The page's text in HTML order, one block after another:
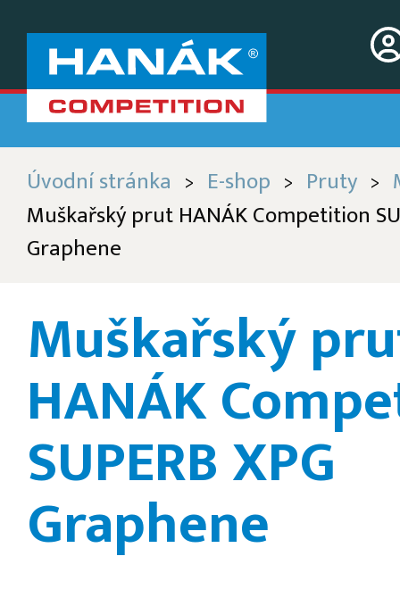
Úvodní stránka > E-shop > Pruty >
Muškařský prut HANÁK Competition
Graphene
Muškařský
HANÁK
SUPERB XPG
Graphene